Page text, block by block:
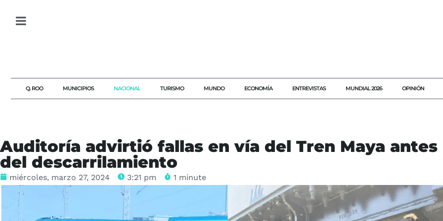
Q. ROO MUNICIPIOS NACIONAL TURISMO MUNDO ECONOMÍA ENTREVISTAS MUNDIAL 2026 OPINIÓN
Auditoría advirtió fallas en vía del Tren Maya antes
del descarrilamiento
miércoles, marzo 27, 2024 3:21 pm 1 minute